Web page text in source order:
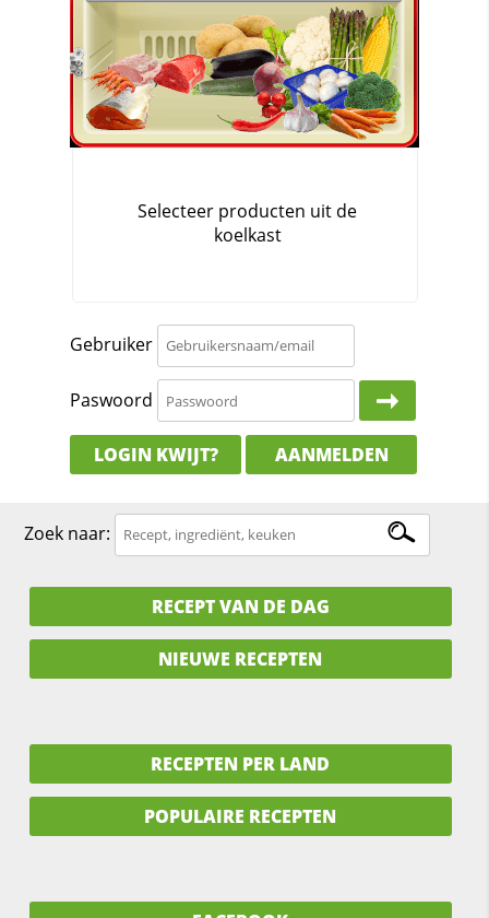
Gebruiker
Paswoord
LOGIN KWIJT? AANMELDEN
Zoek naar:
RECEPT VAN DE DAG
NIEUWE RECEPTEN
RECEPTEN PER LAND
POPULAIRE RECEPTEN